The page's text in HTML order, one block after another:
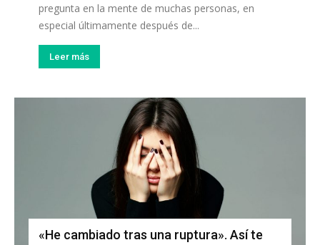
pregunta en la mente de muchas personas, en
especial últimamente después de...
Leer más
«He cambiado tras una ruptura». Así te